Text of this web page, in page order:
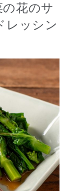
花のサ
レッシン